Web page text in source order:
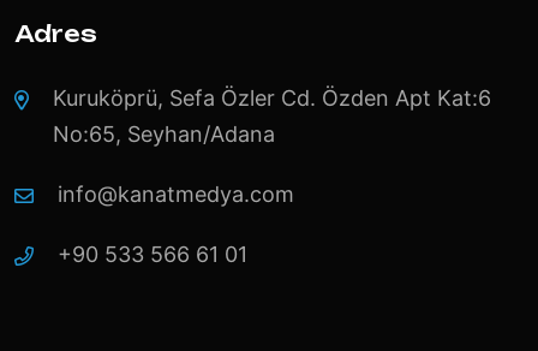
Adres
Kuruköprü, Sefa Özler Cd. Özden Apt Kat:6
No:65, Seyhan/Adana
info@kanatmedya.com
+90 533 566 61 01